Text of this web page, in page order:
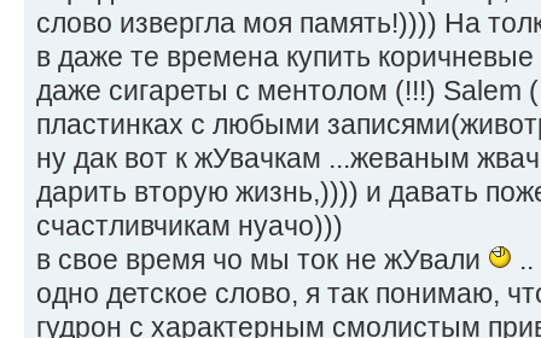
слово извергла моя память!)))) На
в даже те времена купить
даже сигареты с ментолом (!!!) Salem
пластинках с любыми
ну дак вот к жУвачкам ...жеваным
дарить вторую жизнь,)))) и давать
счастливчикам нуачо)))
в свое время чо мы ток не жУвали
одно детское слово, я так понимаю,
гудрон с характерным смолистым